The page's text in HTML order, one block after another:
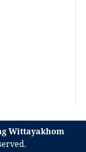
Wittayakhom